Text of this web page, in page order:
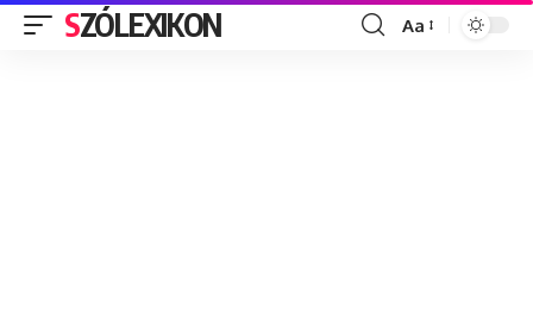
SZÓLEXIKON
Font
Aa